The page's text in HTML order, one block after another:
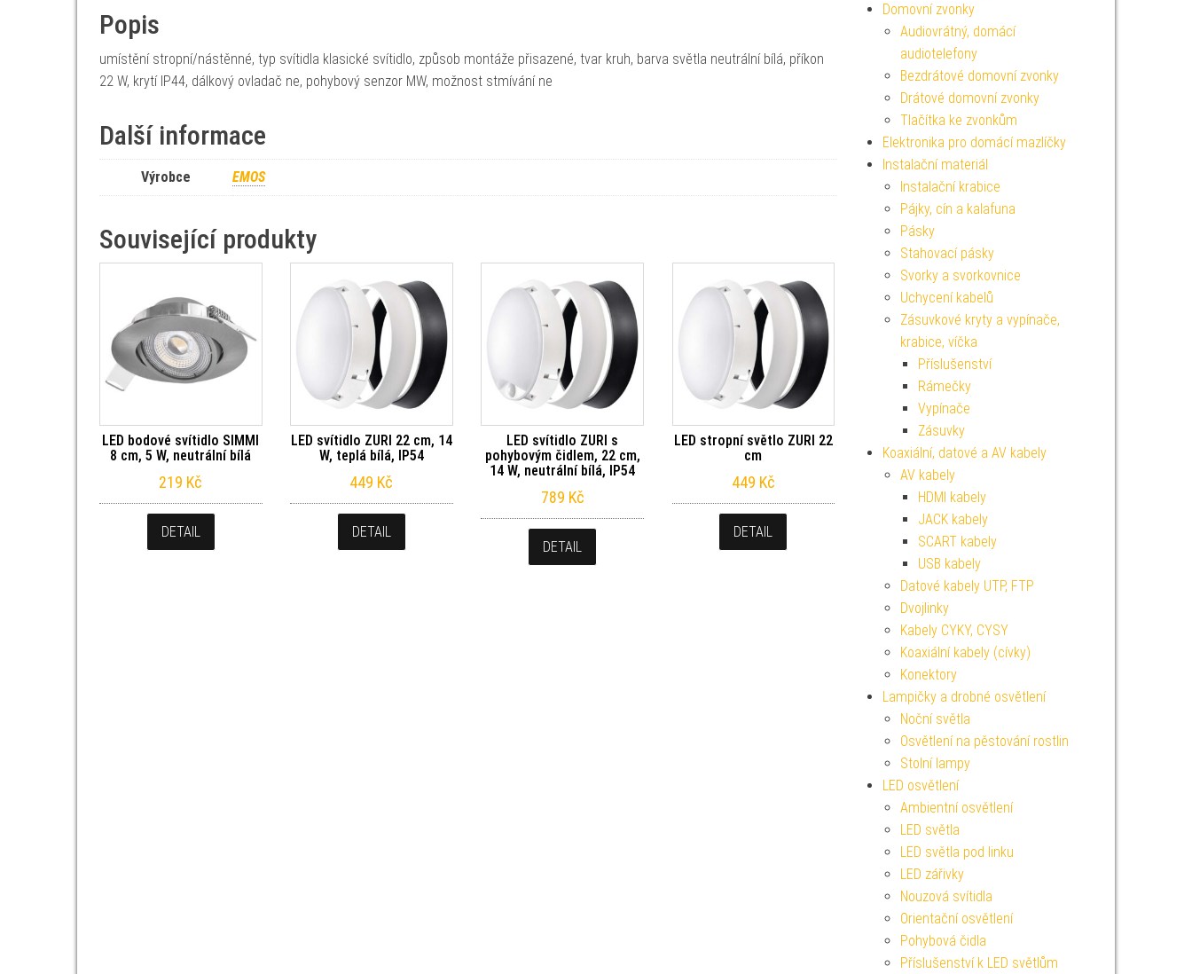
Popis
umístění stropní/nástěnné, typ svítidla klasické svítidlo, způsob montáže přisazené, tvar kruh, barva světla neutrální bílá, příkon
22 W, krytí IP44, dálkový ovladač ne, pohybový senzor MW, možnost stmívání ne
Další informace
Výrobce EMOS
Související produkty
LED bodové svítidlo SIMMI
8 cm, 5 W, neutrální bílá
219 Kč
DETAIL
LED svítidlo ZURI 22 cm, 14
W, teplá bílá, IP54
449 Kč
DETAIL
LED svítidlo ZURI s
pohybovým čidlem, 22 cm,
14 W, neutrální bílá, IP54
789 Kč
DETAIL
LED stropní světlo ZURI 22
cm
449 Kč
DETAIL
Domovní zvonky
Audiovrátný, domácí
audiotelefony
Bezdrátové domovní zvonky
Drátové domovní zvonky
Tlačítka ke zvonkům
Elektronika pro domácí mazlíčky
Instalační materiál
Instalační krabice
Pájky, cín a kalafuna
Pásky
Stahovací pásky
Svorky a svorkovnice
Uchycení kabelů
Zásuvkové kryty a vypínače,
krabice, víčka
Příslušenství
Rámečky
Vypínače
Zásuvky
Koaxiální, datové a AV kabely
AV kabely
HDMI kabely
JACK kabely
SCART kabely
USB kabely
Datové kabely UTP, FTP
Dvojlinky
Kabely CYKY, CYSY
Koaxiální kabely (cívky)
Konektory
Lampičky a drobné osvětlení
Noční světla
Osvětlení na pěstování rostlin
Stolní lampy
LED osvětlení
Ambientní osvětlení
LED světla
LED světla pod linku
LED zářivky
Nouzová svítidla
Orientační osvětlení
Pohybová čidla
Příslušenství k LED světlům